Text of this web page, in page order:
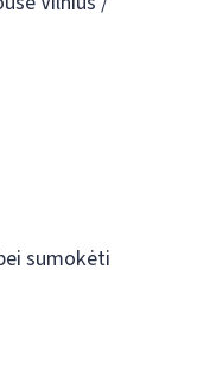
sumokėti